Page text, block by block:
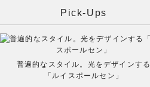
Pick-Ups
普遍的なスタイル。光をデザインする
「ルイスポールセン」